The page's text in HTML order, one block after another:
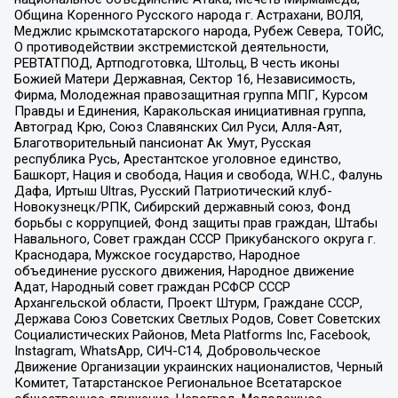
Община Коренного Русского народа г. Астрахани, ВОЛЯ,
Меджлис крымскотатарского народа, Рубеж Севера, ТОЙС,
О противодействии экстремистской деятельности,
РЕВТАТПОД, Артподготовка, Штольц, В честь иконы
Божией Матери Державная, Сектор 16, Независимость,
Фирма, Молодежная правозащитная группа МПГ, Курсом
Правды и Единения, Каракольская инициативная группа,
Автоград Крю, Союз Славянских Сил Руси, Алля-Аят,
Благотворительный пансионат Ак Умут, Русская
республика Русь, Арестантское уголовное единство,
Башкорт, Нация и свобода, Нация и свобода, W.H.С., Фалунь
Дафа, Иртыш Ultras, Русский Патриотический клуб-
Новокузнецк/РПК, Сибирский державный союз, Фонд
борьбы с коррупцией, Фонд защиты прав граждан, Штабы
Навального, Совет граждан СССР Прикубанского округа г.
Краснодара, Мужское государство, Народное
объединение русского движения, Народное движение
Адат, Народный совет граждан РСФСР СССР
Архангельской области, Проект Штурм, Граждане СССР,
Держава Союз Советских Светлых Родов, Совет Советских
Социалистических Районов, Meta Platforms Inc, Facebook,
Instagram, WhatsApp, СИЧ-С14, Добровольческое
Движение Организации украинских националистов, Черный
Комитет, Татарстанское Региональное Всетатарское